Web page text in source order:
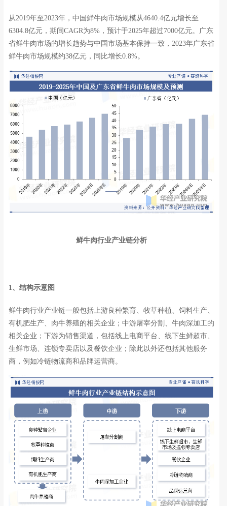
从2019年至2023年，中国鲜牛肉市场规模从4640.4亿元增长至
6304.8亿元，期间CAGR为8%，预计于2025年超过7000亿元。广东
省鲜牛肉市场的增长趋势与中国市场基本保持一致，2023年广东省
鲜牛肉市场规模约38亿元，同比增长0.8%。
鲜牛肉行业产业链分析
1、结构示意图
鲜牛肉行业产业链一般包括上游良种繁育、牧草种植、饲料生产、
有机肥生产、肉牛养殖的相关企业；中游屠宰分割、牛肉深加工的
相关企业；下游为销售渠道，包括线上电商平台、线下生鲜超市、
生鲜市场、连锁专卖店以及餐饮企业；除此以外还包括其他服务
商，例如冷链物流商和品牌运营商。